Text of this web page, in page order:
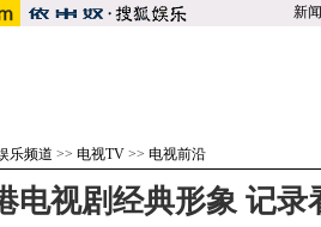
新闻
乐频道 >> 电视TV >> 电视前沿
电视剧经典形象 记录